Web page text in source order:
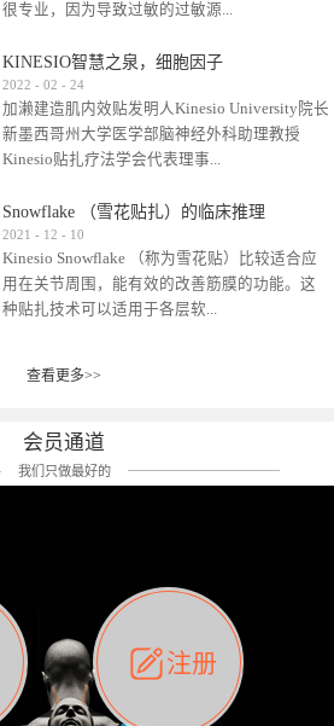
很专业，因为导致过敏的过敏源...
很多，比如试穿件衣服有时都会过敏，特定条
件下吃东西有时也会过敏，难道不吃不穿了？
其他品牌的在此我们不予评价，就KINESIO肌内
效贴布来说，40多年的研究开发制造肌内效贴
比如我本人，几乎天天接触KINESIO肌内效，无
论从皮肤适应性还是本人皮肤本身就不属于不
易过敏的那种，基本不会有过敏瘙痒的情况。
但是，当身体不适、休息不好、持续紧张等特
殊因素的影响下，有时还是会出现瘙痒过敏的
前后后居家近30天左右，感觉日子都日夜颠倒
痛影响走路。当天疼痛部贴了EDF和胃十字，膝
关节贴了半月板贴布。第2天第12肋部的EDF和
消失，贴布也没有出现进一步瘙痒过敏。而膝
关节的半月板贴布张力用的100%，但自始至终
它都很坚强的贴着，没有出现过任何瘙痒的迹
象。不同的条件下，同一个身体，不同的部位
皮肤的敏感度也有不同。因此我们KINESIO要做
的，是在研发生产过程中竭尽全力的降低致敏
KINESIO智慧之泉，细胞因子
2022 - 02 - 24
加濑建造肌内效贴发明人Kinesio University院长
新墨西哥州大学医学部脑神经外科助理教授
Kinesio贴扎疗法学会代表理事...
Kinesio Taping Association International
（KTAI）名誉会长 身体具有免疫、疼痛、细胞
破坏、发热、修复、增殖、再生等自然愈合能
力。 多作为细胞因子存在于皮肤表皮、真皮、
扎疗法）的效果是通过创造一个环境，使每种
以激发身体的自然愈合能力。 通常，药物会削
弱细胞因子的作用，单方面还会引起副作用的
症状。 与此相比，Kinesio肌内效贴创造了细
的控制仍有许多未知。 细胞因子是一种酵素，
各种各样的酵素起着适当的作用，为细胞创造
了适合居住的环境。 在现代医学上，这种细胞
因子是一种酶的观点往往被否定，但在体内有
有毒细菌和无毒细菌，它们起着保持身体平衡
的作用。 Kinesio肌内效贴不像药物那样在短时
Snowflake （雪花贴扎）的临床推理
2021 - 12 - 10
Kinesio Snowflake （称为雪花贴）比较适合应
用在关节周围，能有效的改善筋膜的功能。这
种贴扎技术可以适用于各层软...
组织:肌肉，肌腱，韧带（主要围绕有问题的关
状，而是指贴布本身很重量，以及贴布刺激的
类型。贴布的应用充分利用了体内由间质液组
成的自然流体力学的流体层。这种轻微的刺激
间，还可以在单片贴布上提供支持和深度刺
激。通过对间质液的适当控制，可以连接皮下
筋膜，对关节进行非常轻柔的刺激，增加患部
的治疗区域。 snowflake“雪花”贴布不会妨碍皮
肤上下左右运动，有效的辅助修复关节周围组
织的筋膜。它可以作用于关节或肌肉表面，释
查看更多>>
会员通道
我们只做最好的
注册